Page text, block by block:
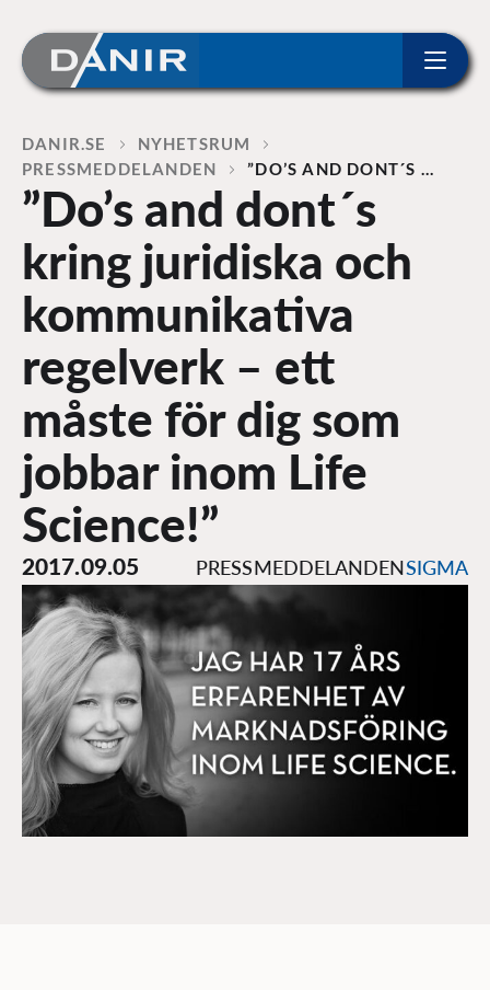
Home
DANIR
NYHETSRUM
PRESSMEDDELANDEN
”DO’S AND DONT´S …
”Do’s and dont´s
kring juridiska och
kommunikativa
regelverk – ett
måste för dig som
jobbar inom Life
Science!”
2017.09.05 PRESSMEDDELANDENSIGMA